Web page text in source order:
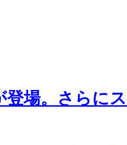
登場。さらに